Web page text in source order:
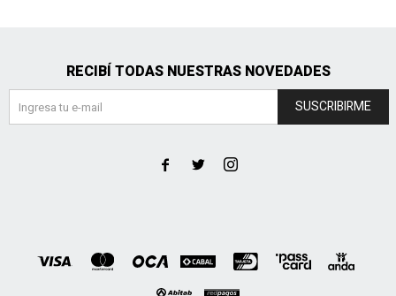
RECIBÍ TODAS NUESTRAS NOVEDADES
SUSCRIBIRME
  